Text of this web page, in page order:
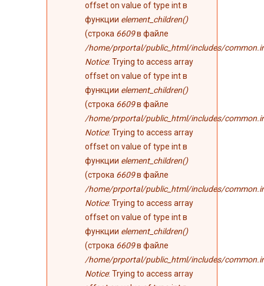
offset on value of type int в
функции element_children()
(строка 6609в файле
/home/prportal/public_html/includes/
Notice: Trying to access array
offset on value of type int в
функции element_children()
(строка 6609в файле
/home/prportal/public_html/includes/
Notice: Trying to access array
offset on value of type int в
функции element_children()
(строка 6609в файле
/home/prportal/public_html/includes/
Notice: Trying to access array
offset on value of type int в
функции element_children()
(строка 6609в файле
/home/prportal/public_html/includes/
Notice: Trying to access array